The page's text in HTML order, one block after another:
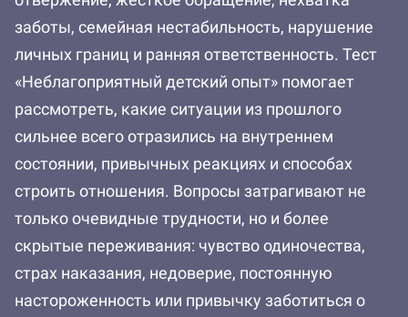
заботы, семейная нестабильность, нарушение
личных границ и ранняя ответственность. Тест
«Неблагоприятный детский опыт» помогает
рассмотреть, какие ситуации из прошлого
сильнее всего отразились на внутреннем
состоянии, привычных реакциях и способах
строить отношения. Вопросы затрагивают не
только очевидные трудности, но и более
скрытые переживания: чувство одиночества,
страх наказания, недоверие, постоянную
настороженность или привычку заботиться о